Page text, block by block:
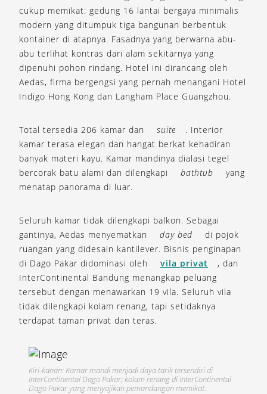
cukup memikat: gedung 16 lantai bergaya minimalis
modern yang ditumpuk tiga bangunan berbentuk
kontainer di atapnya. Fasadnya yang berwarna abu-
abu terlihat kontras dari alam sekitarnya yang
dipenuhi pohon rindang. Hotel ini dirancang oleh
Aedas, firma bergengsi yang pernah menangani Hotel
Indigo Hong Kong dan Langham Place Guangzhou.
Total tersedia 206 kamar dan suite
. Interior
kamar terasa elegan dan hangat berkat kehadiran
banyak materi kayu. Kamar mandinya dialasi tegel
bercorak batu alami dan dilengkapi
bathtub
yang
menatap panorama di luar.
Seluruh kamar tidak dilengkapi balkon. Sebagai
gantinya, Aedas menyematkan
day bed
di pojok
ruangan yang didesain kantilever. Bisnis penginapan
di Dago Pakar didominasi oleh
vila privat
, dan
InterContinental Bandung menangkap peluang
tersebut dengan menawarkan 19 vila. Seluruh vila
tidak dilengkapi kolam renang, tapi setidaknya
terdapat taman privat dan teras.
Kiri-kanan: Kamar mandi menjadi daya tarik tersendiri di
InterContinental Dago Pakar; kolam renang di InterContinental
Dago Pakar yang menyajikan pemandangan memikat.